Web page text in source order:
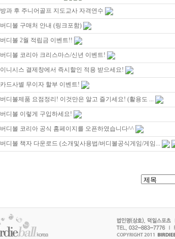
방과 후 주니어골프 지도교사 자격연수
버디볼 구매처 안내 (링크포함)
버디볼 2월 적립금 이벤트!!
버디볼 코리아 크리스마스/신년 이벤트!
이니시스 결제창에서 즉시할인 적용 받으세요!
카드사별 무이자 할부 이벤트!
버디볼제품 요점정리! 이것만은 알고 즐기세요! (활용도 ...
버디볼 이렇게 구입하세요!
버디볼 코리아 공식 홈페이지를 오픈하였습니다^^
버디볼 책자 다운로드 (소개및사용법/버디볼공식게임/게임...